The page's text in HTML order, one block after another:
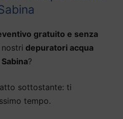
gratuito e senza
depuratori acqua
?
sottostante: ti
tempo.